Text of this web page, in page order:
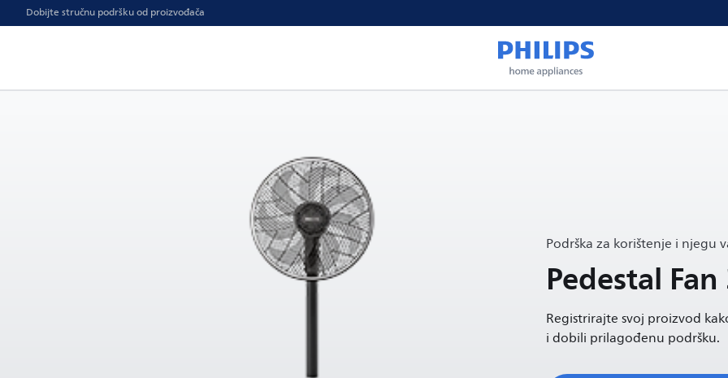
Dobijte stručnu podršku od proizvođača
Podrška za korištenje i njegu
Pedestal
Registrirajte svoj proizvod
i dobili prilagođenu podršku.